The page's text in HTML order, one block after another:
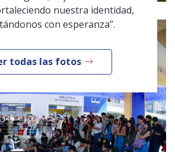
nuestra identidad,
con esperanza”.
todas las fotos